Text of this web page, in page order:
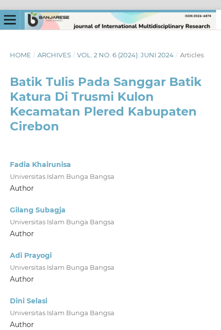
HOME / ARCHIVES / VOL. 2 NO. 6 (2024): JUNI 2024 / Articles
Batik Tulis Pada Sanggar Batik
Katura Di Trusmi Kulon
Kecamatan Plered Kabupaten
Cirebon
Fadia Khairunisa
Universitas Islam Bunga Bangsa
Author
Gilang Subagja
Universitas Islam Bunga Bangsa
Author
Adi Prayogi
Universitas Islam Bunga Bangsa
Author
Dini Selasi
Universitas Islam Bunga Bangsa
Author